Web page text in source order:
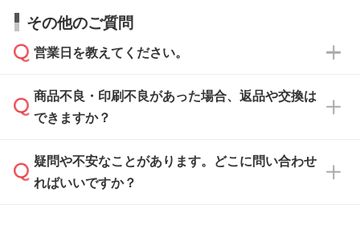
い合わせください。
なお、印刷用データの作り方に関する詳細は、
から添付してお送りください。
・解像度の低いデータをトレース/調整してほ
しい
解像度の低い画像や、手書きのイラスト、写真
などを、印刷に適したベクターデータに変換し
・フルカラーデータを1色に変換してほしい
お見積・ご注文・
相談いただきますと、担当スタッフがお客様の
ご希望や商品の本体色を確認し、印刷色をご提
本体色がブラック、ネイビーなど濃色の場合は
白色か淡い色の印刷色をおすすめしておりま
す。
本体色がナチュラルなど淡色の場合、印刷をく
っきりと目立たせたいときは濃い印刷色が、柔
らかい雰囲気にしたいときは淡い印刷色が映え
その他のご質問
営業日を教えてください。
営業日は平日の10:00～18:00で、土日祝日はお
休みとなります。注文・見積・お問い合わせ
速やかに対応いたします。
商品不良・印刷不良があった場合、返品や交換は
できますか？
お手数をお掛けいたしますが、至急担当スタッ
フまでご連絡ください。商品の状況を確認し、
疑問や不安なことがあります。どこに問い合わせ
ればいいですか？